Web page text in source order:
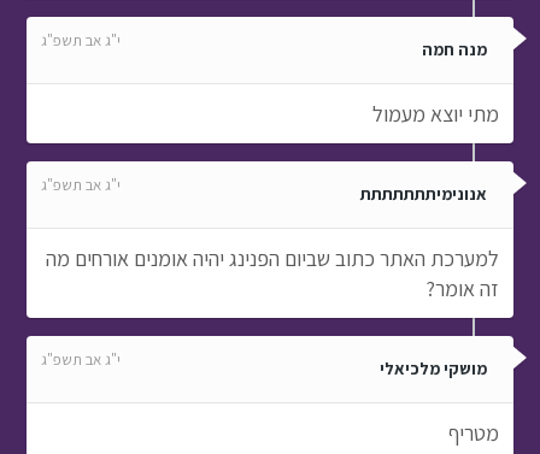
מנה חמה י"ג אב תשפ"ג
מתי יוצא מעמול
אנונימיתתתתתתת י"ג אב תשפ"ג
למערכת האתר כתוב שביום הפנינג יהיה אומנים אורחים מה
זה אומר?
מושקי מלכיאלי י"ג אב תשפ"ג
מטריף